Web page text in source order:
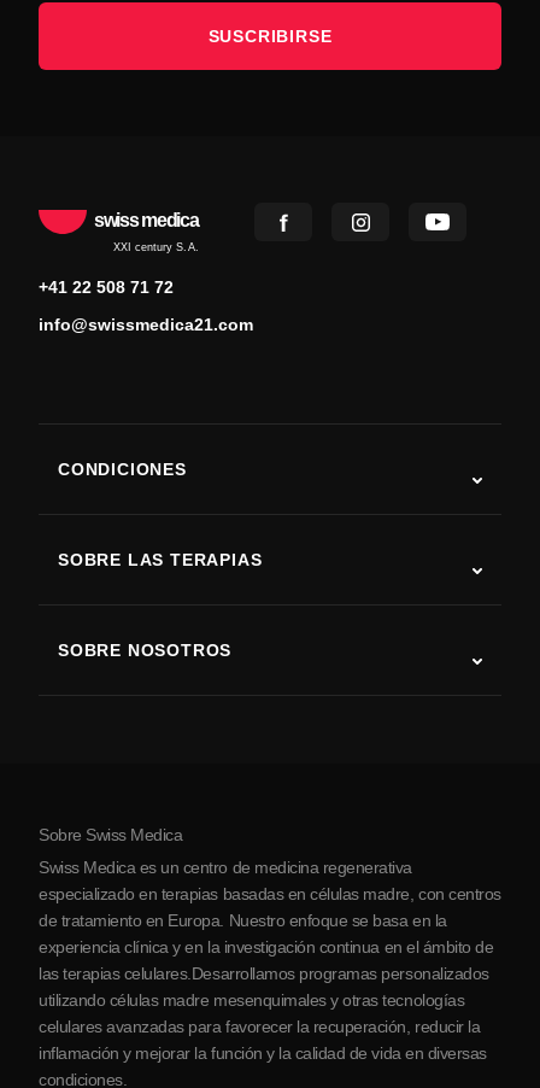
SUSCRIBIRSE
swiss medica
XXI century S.A.
+41 22 508 71 72
info@swissmedica21.com
CONDICIONES
Enfermedad de Parkinson
Artritis
SOBRE LAS TERAPIAS
SOBRE NOSOTROS
Sobre Serbia
Colaboraciones
Sobre Swiss Medica
Swiss Medica es un centro de medicina regenerativa
especializado en terapias basadas en células madre, con centros
de tratamiento en Europa. Nuestro enfoque se basa en la
experiencia clínica y en la investigación continua en el ámbito de
las terapias celulares.Desarrollamos programas personalizados
utilizando células madre mesenquimales y otras tecnologías
celulares avanzadas para favorecer la recuperación, reducir la
inflamación y mejorar la función y la calidad de vida en diversas
condiciones.